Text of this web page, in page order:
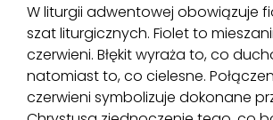
W liturgii adwentowej obowiązuje
szat liturgicznych. Fiolet to
czerwieni. Błękit wyraża to, co
natomiast to, co cielesne.
czerwieni symbolizuje dokonane